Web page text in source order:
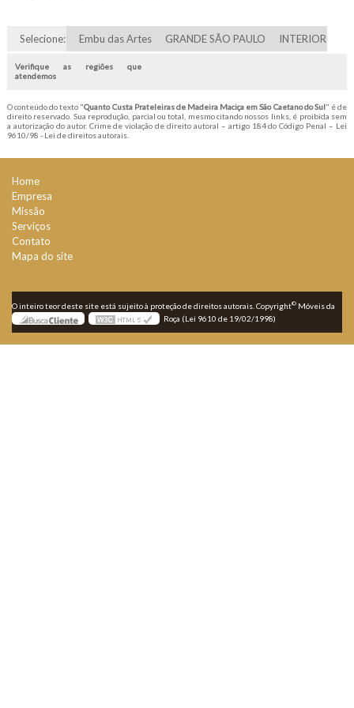
Selecione: Embu das Artes GRANDE SÃO PAULO INTERIOR
Verifique as regiões que
atendemos
O conteúdo do texto "Quanto Custa Prateleiras de Madeira Maciça em São Caetano do Sul" é de
direito reservado. Sua reprodução, parcial ou total, mesmo citando nossos links, é proibida sem
a autorização do autor. Crime de violação de direito autoral – artigo 184 do Código Penal – Lei
9610/98 - Lei de direitos autorais.
Home
Empresa
Missão
Serviços
Contato
Mapa do site
O inteiro teor deste site está sujeito à proteção de direitos autorais. Copyright© Móveis da
Roça (Lei 9610 de 19/02/1998)